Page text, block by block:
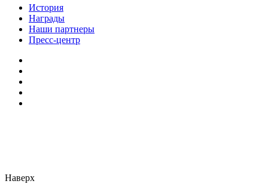
История
Награды
Наши партнеры
Пресс-центр
Наверх